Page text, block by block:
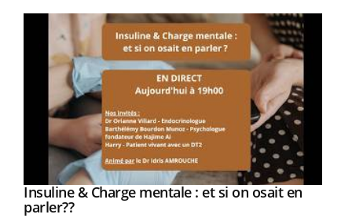
Youtube
Insuline & Charge mentale : et si on osait en
parler??Youtube